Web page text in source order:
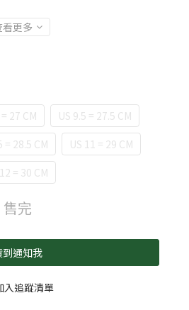
看更多
27 CM
US 9.5 = 27.5 CM
= 28.5 CM
US 11 = 29 CM
= 30 CM
售完
到通知我
入追蹤清單